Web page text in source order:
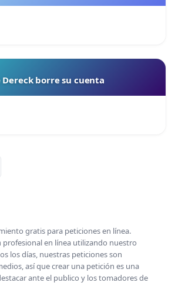
Dereck borre su cuenta
gratis para peticiones en línea.
profesional en línea utilizando nuestro
los días, nuestras peticiones son
así que crear una petición es una
ante el publico y los tomadores de